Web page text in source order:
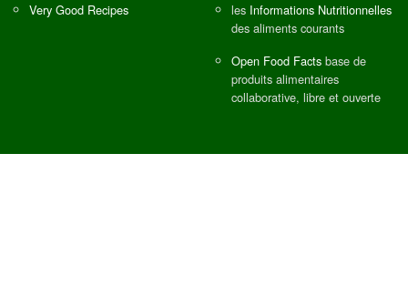
Very Good Recipes
les Informations Nutritionnelles
des aliments courants
Open Food Facts base de
produits alimentaires
collaborative, libre et ouverte